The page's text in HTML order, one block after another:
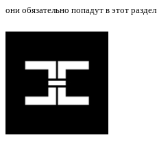
они обязательно попадут в этот раздел.